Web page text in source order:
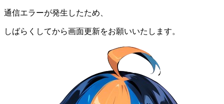
通信エラーが発生したため、
しばらくしてから画面更新をお願いいたします。